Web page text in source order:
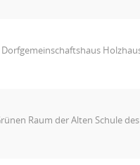
Raum der Alten Schule